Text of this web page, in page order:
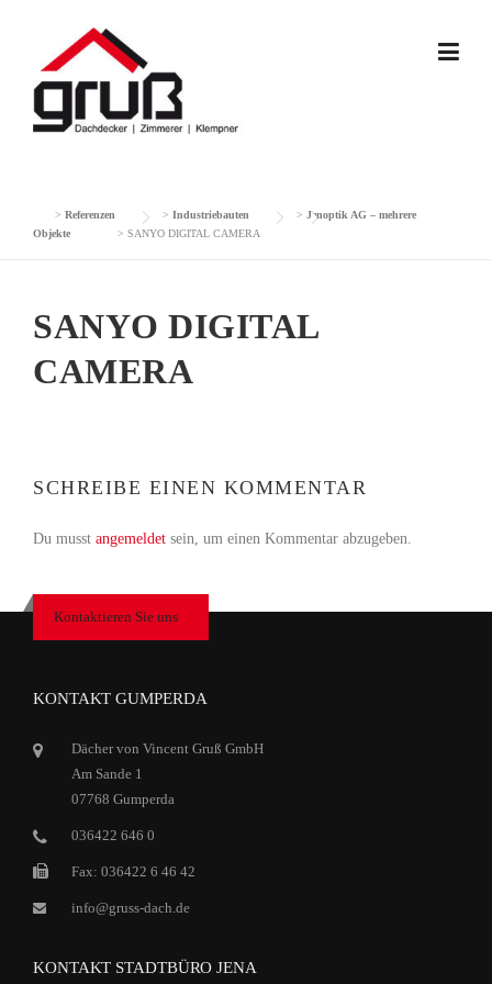
> Referenzen > Industriebauten > Jenoptik AG – mehrere
Objekte
> SANYO DIGITAL CAMERA
SANYO DIGITAL
CAMERA
SCHREIBE EINEN KOMMENTAR
Du musst angemeldet sein, um einen Kommentar abzugeben.
Kontaktieren Sie uns
KONTAKT GUMPERDA
Dächer von Vincent Gruß GmbH
Am Sande 1
07768 Gumperda
036422 646 0
Fax: 036422 6 46 42
info@gruss-dach.de
KONTAKT STADTBÜRO JENA